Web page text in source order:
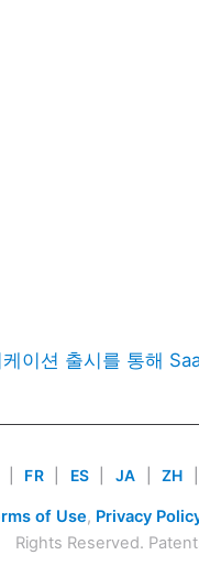
이션 출시를 통해
FR ES JA ZH
of Use, Privacy
Rights Reserved.